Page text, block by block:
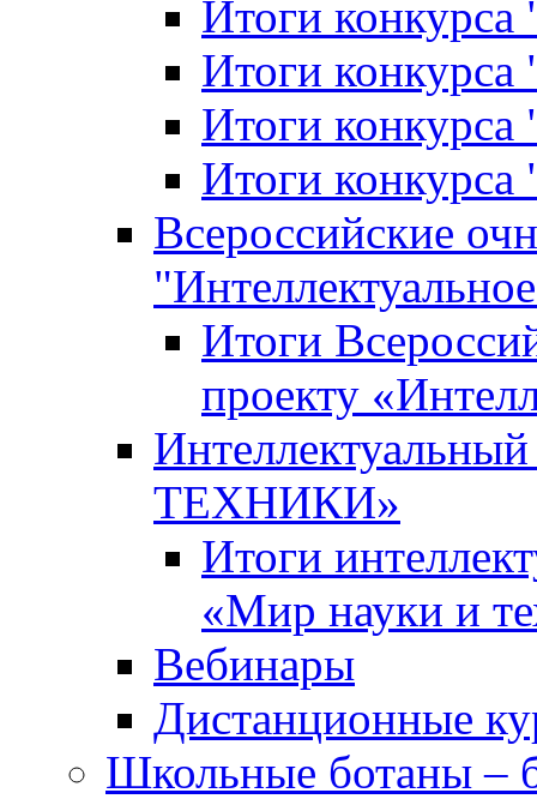
Итоги
Итоги конкурса
Итоги
Итоги
Всероссийские
Итоги
проекту
ТЕХНИКИ»
Итоги
«Мир науки и
Вебинары
Дистанционные
Школьные ботаны –